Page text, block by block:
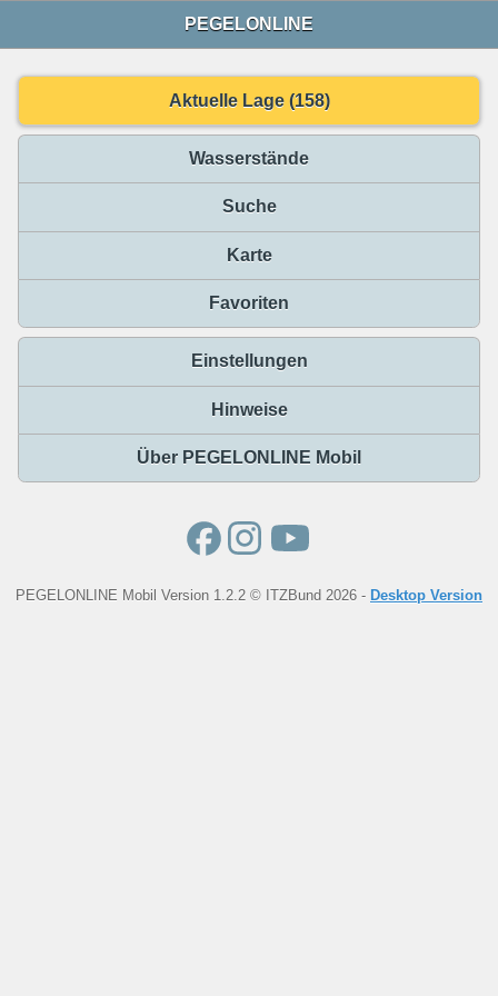
PEGELONLINE
Aktuelle Lage (158)
Wasserstände
Suche
Karte
Favoriten
Einstellungen
Hinweise
Über PEGELONLINE Mobil
PEGELONLINE Mobil Version 1.2.2 © ITZBund 2026 - Desktop Version